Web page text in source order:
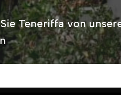
Teneriffa von